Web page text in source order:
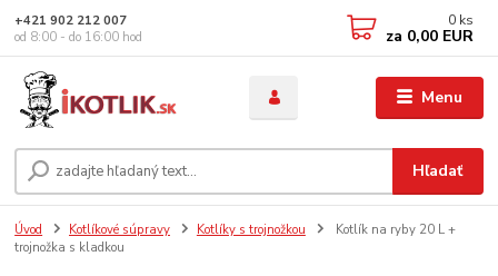
Menu
Hľadať
+421 902 212 007
od 8:00 - do 16:00 hod
0 ks
za 0,00 EUR
Úvod Kotlíkové súpravy Kotlíky s trojnožkou
Kotlík na ryby 20 L +
trojnožka s kladkou